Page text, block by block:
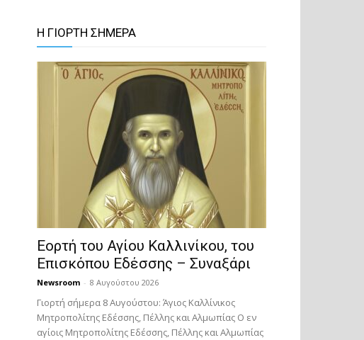
Η ΓΙΟΡΤΗ ΣΗΜΕΡΑ
Εορτή του Αγίου Καλλινίκου, του
Επισκόπου Εδέσσης – Συναξάρι
Newsroom - 8 Αυγούστου 2026
Γιορτή σήμερα 8 Αυγούστου: Άγιος Καλλίνικος
Μητροπολίτης Εδέσσης, Πέλλης και Αλμωπίας Ο εν
αγίοις Μητροπολίτης Εδέσσης, Πέλλης και Αλμωπίας